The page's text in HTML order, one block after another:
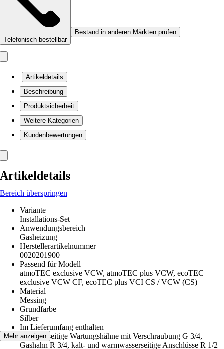
Telefonisch bestellbar
Bestand in anderen Märkten prüfen
Artikeldetails
Beschreibung
Produktsicherheit
Weitere Kategorien
Kundenbewertungen
Artikeldetails
Bereich überspringen
Variante
Installations-Set
Anwendungsbereich
Gasheizung
Herstellerartikelnummer
0020201900
Passend für Modell
atmoTEC exclusive VCW, atmoTEC plus VCW, ecoTEC
exclusive VCW CF, ecoTEC plus VCI CS / VCW (CS)
Material
Messing
Grundfarbe
Silber
Im Lieferumfang enthalten
heizungsseitige Wartungshähne mit Verschraubung G 3/4,
Gashahn R 3/4, kalt- und warmwasserseitige Anschlüsse R 1/2
Mehr anzeigen